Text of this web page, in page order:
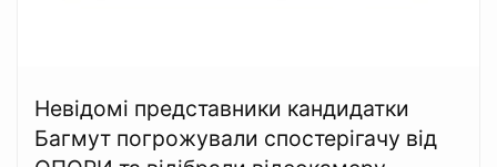
Невідомі представники кандидатки
Багмут погрожували спостерігачу від